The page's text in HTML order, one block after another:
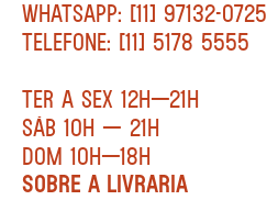
WHATSAPP: [11] 97132-0725
TELEFONE: [11] 5178 5555
TER A SEX 12H—21H
SÁB 10H — 21H
DOM 10H—18H
SOBRE A LIVRARIA